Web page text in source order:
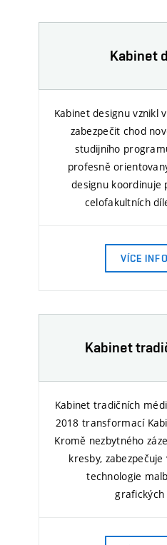
Kabinet
Kabinet designu vznikl
zabezpečit chod
studijního
profesně
designu koordinuje
celofakultních
VÍCE
Kabinet
Kabinet tradičních
2018 transformací
Kromě nezbytného
kresby,
technologie
grafických